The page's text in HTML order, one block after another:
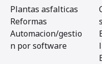
Plantas asfalticas
Reformas
Automacion/gestio
n por software